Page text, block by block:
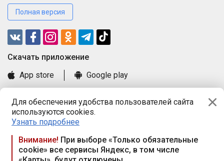
Для обеспечения удобства пользователей сайта
используются cookies.
Узнать подробнее
Внимание! При выборе «Только обязательные
cookie» все сервисы Яндекс, в том числе
Полная версия
Cкачать приложение
App store
Google play
Книга замечаний и предложений
Правила и документы
Praca.by © 2000—2026, ООО «ПРАЦА БАЙ»
Республика Беларусь, 220114, г. Минск, пр-т Независимости
117а, пом. № 9.